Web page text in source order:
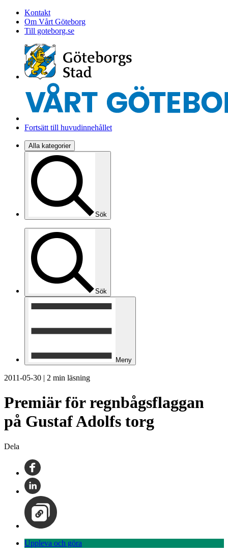
Kontakt
Om Vårt Göteborg
Till goteborg.se
Fortsätt till huvudinnehållet
Alla kategorier
Sök
Sök
Meny
2011-05-30 | 2 min läsning
Premiär för regnbågsflaggan
på Gustaf Adolfs torg
Dela
Uppleva och göra